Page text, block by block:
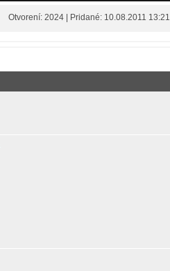
Otvorení: 2024 | Pridané: 10.08.2011 13:21